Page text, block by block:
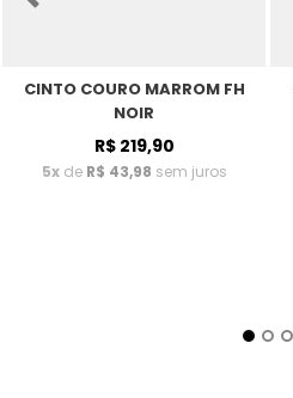
CINTO COURO MARROM FH
NOIR
R$ 219,90
5xde R$ 43,98 sem juros